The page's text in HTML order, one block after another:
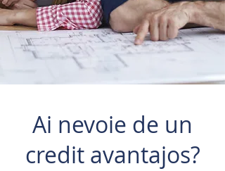
Ai nevoie de un
credit avantajos?